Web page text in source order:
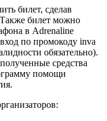
билет, сделав
Также билет можно
в Adrenaline
по промокоду inva
обязательно).
средства
помощи